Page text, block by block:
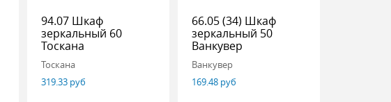
94.07 Шкаф
зеркальный 60
Тоскана
Тоскана
319.33 руб
66.05 (34) Шкаф
зеркальный 50
Ванкувер
Ванкувер
169.48 руб